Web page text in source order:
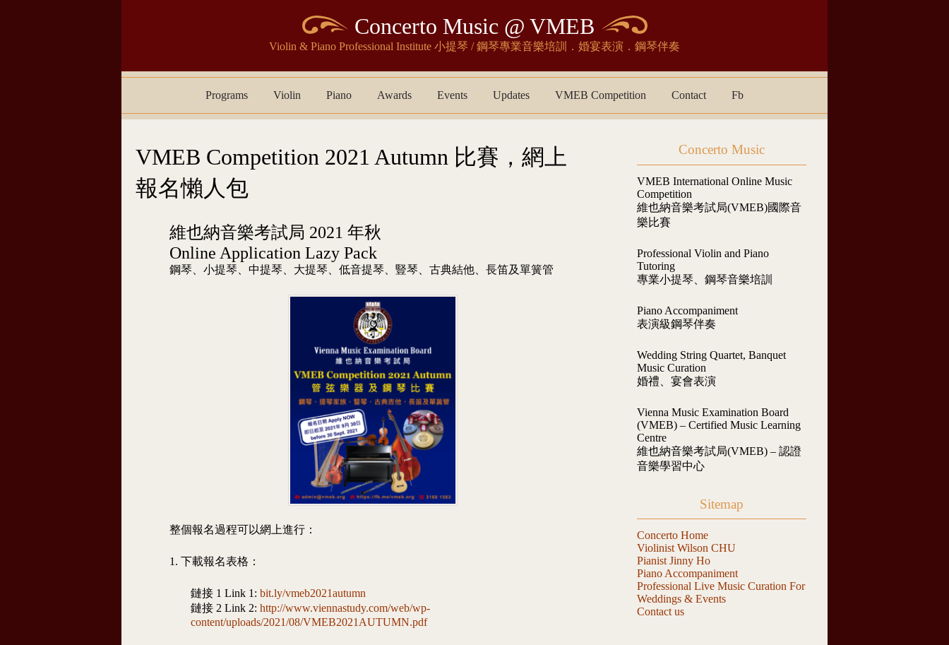
Concerto Music @ VMEB
Violin & Piano Professional Institute 小提琴 / 鋼琴專業音樂培訓．婚宴表演．鋼琴伴奏
Skip to content
Programs
Violin Piano Awards Events Updates VMEB Competition Contact Fb
VMEB Competition 2021 Autumn 比賽，網上
報名懶人包
維也納音樂考試局 2021 年秋
Online Application Lazy Pack
鋼琴、小提琴、中提琴、大提琴、低音提琴、豎琴、古典結他、長笛及單簧管
整個報名過程可以網上進行：
1. 下載報名表格：
鏈接 1 Link 1: bit.ly/vmeb2021autumn
鏈接 2 Link 2: http://www.viennastudy.com/web/wp-
content/uploads/2021/08/VMEB2021AUTUMN.pdf
Concerto Music
VMEB International Online Music
Competition
維也納音樂考試局(VMEB)國際音
樂比賽
Professional Violin and Piano
Tutoring
專業小提琴、鋼琴音樂培訓
Piano Accompaniment
表演級鋼琴伴奏
Wedding String Quartet, Banquet
Music Curation
婚禮、宴會表演
Vienna Music Examination Board
(VMEB) – Certified Music Learning
Centre
維也納音樂考試局(VMEB) – 認證
音樂學習中心
Sitemap
Concerto Home
Violinist Wilson CHU
Pianist Jinny Ho
Piano Accompaniment
Professional Live Music Curation For
Weddings & Events
Contact us